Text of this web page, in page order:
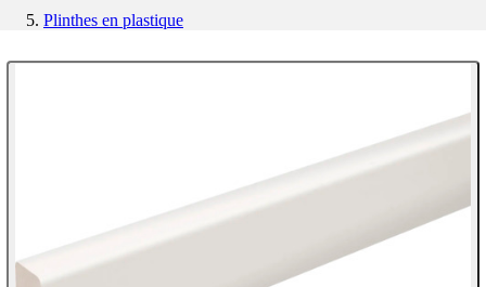
Plinthes en plastique